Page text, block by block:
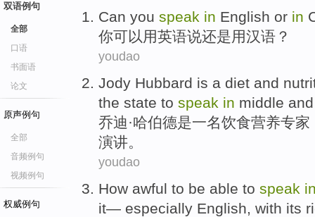
双语例句
全部
口语
书面语
论文
原声例句
全部
音频例句
视频例句
权威例句
Can you speak in English or in
你可以用英语说还是用汉语 ？
youdao
Jody Hubbard is a diet and
the state to speak in middle
乔迪·哈伯德是一名饮食营养专家
演讲。
youdao
How awful to be able to speak
it— especially English , with its